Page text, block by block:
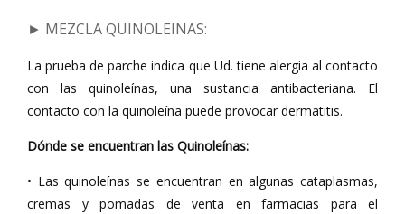
► MEZCLA QUINOLEINAS:
La prueba de parche indica que Ud. tiene alergia al contacto
con las quinoleínas, una sustancia antibacteriana. El
contacto con la quinoleína puede provocar dermatitis.
Dónde se encuentran las Quinoleínas:
• Las quinoleínas se encuentran en algunas cataplasmas,
cremas y pomadas de venta en farmacias para el